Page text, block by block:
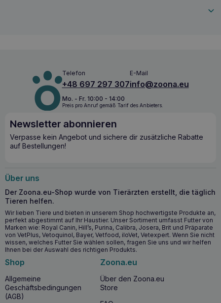
Telefon
+48 697 297 307
E-Mail
info@zoona.eu
Mo. - Fr. 10:00 - 14:00
Preis pro Anruf gemäß Tarif des Anbieters.
Newsletter abonnieren
Verpasse kein Angebot und sichere dir zusätzliche Rabatte
auf Bestellungen!
Über uns
Der Zoona.eu-Shop wurde von Tierärzten erstellt, die täglich
Tieren helfen.
Wir lieben Tiere und bieten in unserem Shop hochwertigste Produkte an,
perfekt abgestimmt auf Ihr Haustier. Unser Sortiment umfasst Futter von
Marken wie: Royal Canin, Hill’s, Purina, Calibra, Josera, Brit und Präparate
von VetPlus, Vetoquinol, Bayer, Vetfood, iloVet, Vetexpert. Wenn Sie nicht
wissen, welches Futter Sie wählen sollen, fragen Sie uns und wir helfen
Ihnen bei der Auswahl des richtigen Produkts.
Shop
Allgemeine
Geschäftsbedingungen
(AGB)
Zoona.eu
Über den Zoona.eu
Store